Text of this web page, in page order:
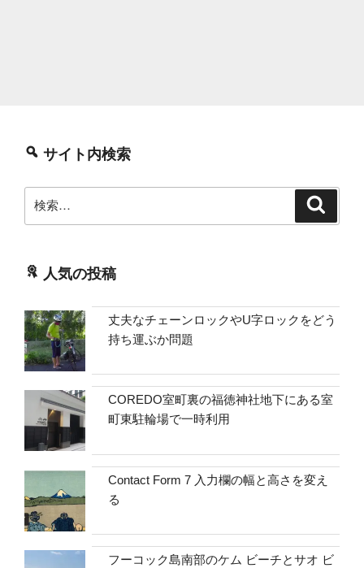
サイト内検索
索:
人気の投稿
丈夫なチェーンロックやU字ロックをどう
持ち運ぶか問題
COREDO室町裏の福徳神社地下にある室
町東駐輪場で一時利用
Contact Form 7 入力欄の幅と高さを変え
る
フーコック島南部のケム ビーチとサオ ビ